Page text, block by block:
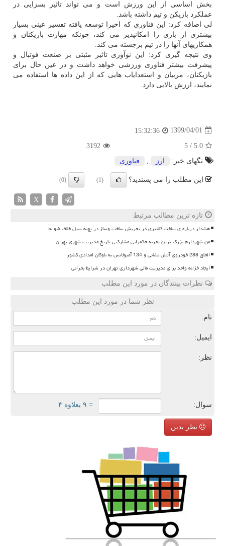
بخش اساسی از این ورزش است و می تواند تاثیر بسزایی در
عملکرد بازیکن و تیم داشته باشد.
لی اضافه کرد: این فناوری که اخیرا توسعه یافته تفسیر عینی بسیار
بیشتری از بازی را امکانپذیر می کند، چونکه مهارت بازیکنان و
همکاریهای آنها را در تیم برجسته می کند.
وی نتیجه گیری کرد: این نوآوری تاثیر مثبتی بر صنعت فوتبال و
پیشرفت بیشتر فناوری ورزشی خواهد داشت و در عین حال برای
بازیکنان، مربیان و استعدایاب هایی که از این داده ها استفاده می
نمایند، ارزش بالایی دارد.
1399/04/01
15:32:36
5.0
/
5
3192
تگهای خبر:
ارز فناوری
این مطلب را می پسندید؟ (1)
(0)
X
تازه ترین مطالب مرتبط
هشدار درباره ی ساخت کلانتری در تجریش ساخت وساز در پهنه سیل خلاف ضوابط
من شهردارم بزرگ ترین تجربه حکمرانی مشارکتی تاریخ مدیریت شهری تهران
الحاق 288 خودروی آتش نشانی و 134 آمبولانس به ناوگان امدادی کشور
ایجاد خزانه واحد برای مدیریت مالی شهرداری تهران در شرایط بحرانی
نظرات بینندگان در مورد این مطلب
نظر شما در مورد این مطلب
نام:
ایمیل:
نظر:
سوال: = ۹ بعلاوه ۴
نظر بدین